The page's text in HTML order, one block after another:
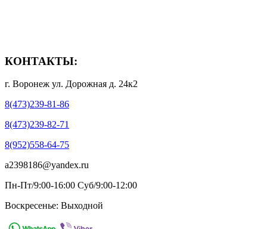
КОНТАКТЫ:
г. Воронеж ул. Дорожная д. 24к2
8(473)239-81-86
8(473)239-82-71
8(952)558-64-75
a2398186@yandex.ru
Пн-Пт/9:00-16:00 Суб/9:00-12:00
Воскресенье: Выходной